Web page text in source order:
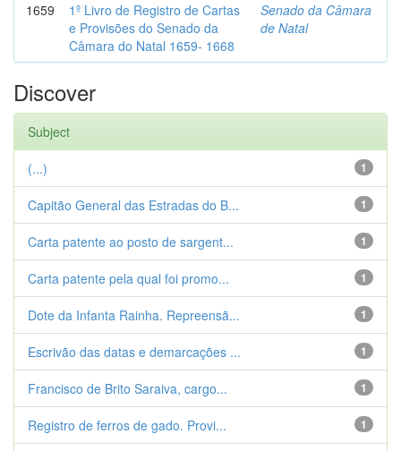
1659
1º Livro de Registro de Cartas
e Provisões do Senado da
Câmara do Natal 1659- 1668
Senado da Câmara
de Natal
Discover
Subject
1
(...)
1
Capitão General das Estradas do B...
1
Carta patente ao posto de sargent...
1
Carta patente pela qual foi promo...
1
Dote da Infanta Rainha. Repreensã...
1
Escrivão das datas e demarcações ...
1
Francisco de Brito Saraiva, cargo...
1
Registro de ferros de gado. Provi...